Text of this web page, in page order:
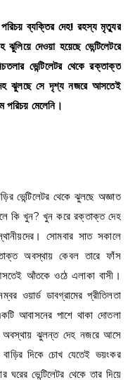
দেওয়া হয়েছে ভেন্টিলেটরে
ভেন্টিলেটর থেকে রক্তাক্ত
ঝুলছে সে দৃশ্য নজরে আসতেই
পরিচয় মেলেনি।
ভেন্টিলেটর থেকে ঝুলছে অজ্ঞাত
কি খুন? খুন করে রক্তাক্ত দেহ
সোমবার সাত সকালে
অবস্থায় কেবল তারে ফাঁস
আঁতকে ওঠে এলাকা বাসী।
ওয়ার্ড ডাবগ্রামের প্রীতিলতা
আবাসনের পাশে থাকা দোতলা
অবস্থায় ঝুলন্ত দেহ নজরে আসে
বাড়ির দিকে চোখ যেতেই ভয়ংকর
ভেন্টিলেটর থেকে তার দিয়ে